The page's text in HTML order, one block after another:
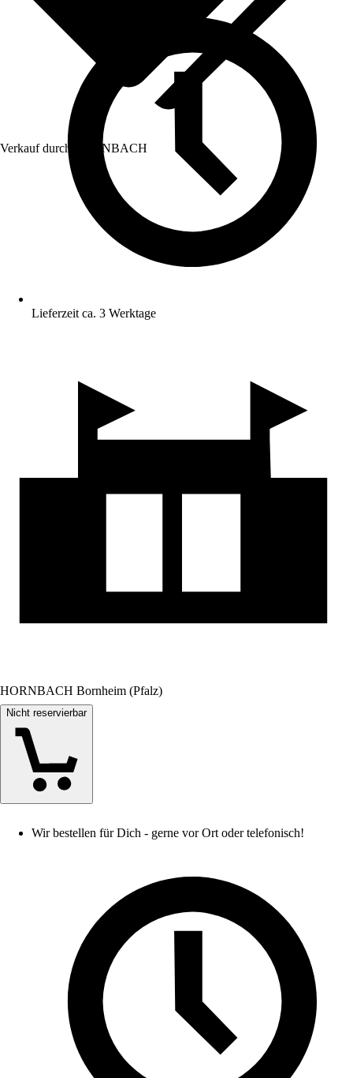
Verkauf durch: HORNBACH
Lieferzeit ca. 3 Werktage
HORNBACH Bornheim (Pfalz)
Nicht reservierbar
Wir bestellen für Dich - gerne vor Ort oder telefonisch!